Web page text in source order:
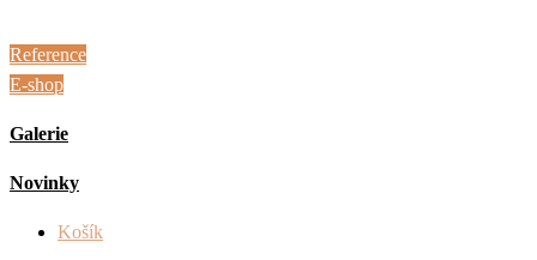
Reference
E-shop
Galerie
Novinky
Košík